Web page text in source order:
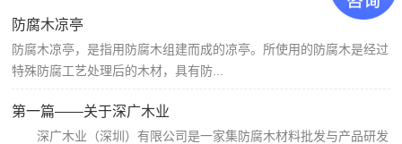
防腐木凉亭
防腐木凉亭，是指用防腐木组建而成的凉亭。所使用的防腐木是经过
特殊防腐工艺处理后的木材，具有防...
第一篇——关于深广木业
深广木业（深圳）有限公司是一家集防腐木材料批发与产品研发